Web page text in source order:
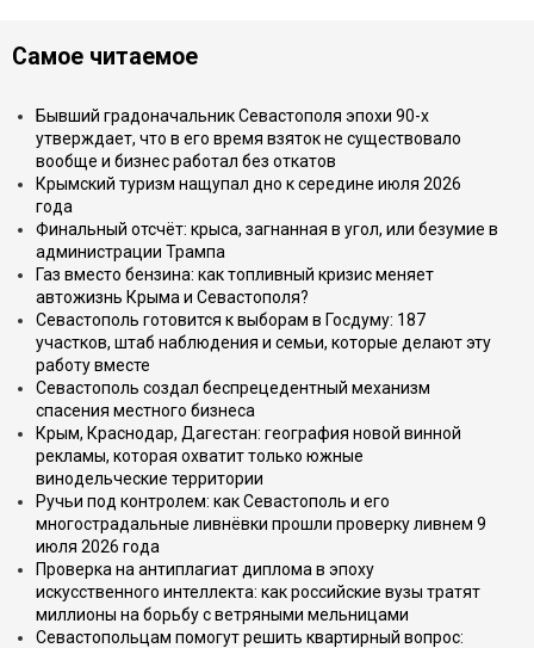
Самое читаемое
Бывший градоначальник Севастополя эпохи 90-х
утверждает, что в его время взяток не существовало
вообще и бизнес работал без откатов
Крымский туризм нащупал дно к середине июля 2026
года
Финальный отсчёт: крыса, загнанная в угол, или безумие в
администрации Трампа
Газ вместо бензина: как топливный кризис меняет
автожизнь Крыма и Севастополя?
Севастополь готовится к выборам в Госдуму: 187
участков, штаб наблюдения и семьи, которые делают эту
работу вместе
Севастополь создал беспрецедентный механизм
спасения местного бизнеса
Крым, Краснодар, Дагестан: география новой винной
рекламы, которая охватит только южные
винодельческие территории
Ручьи под контролем: как Севастополь и его
многострадальные ливнёвки прошли проверку ливнем 9
июля 2026 года
Проверка на антиплагиат диплома в эпоху
искусственного интеллекта: как российские вузы тратят
миллионы на борьбу с ветряными мельницами
Севастопольцам помогут решить квартирный вопрос: